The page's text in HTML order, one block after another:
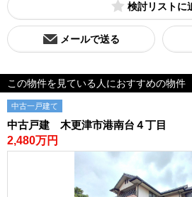
検討リスト
メールで送る
この物件を見ている人におすすめの物件
中古一戸建て
中古戸建 木更津市港南台４丁目
2,480万円